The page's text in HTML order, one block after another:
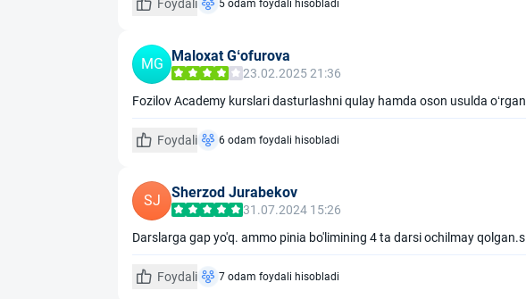
Foydali 5 odam foydali hisobladi
MG Maloxat Gʻofurova
23.02.2025 21:36
Fozilov Academy kurslari dasturlashni qulay hamda oson usulda
Foydali 6 odam foydali hisobladi
SJ Sherzod Jurabekov
31.07.2024 15:26
Darslarga gap yo'q. ammo pinia bo'limining 4 ta darsi ochilmay
Foydali 7 odam foydali hisobladi